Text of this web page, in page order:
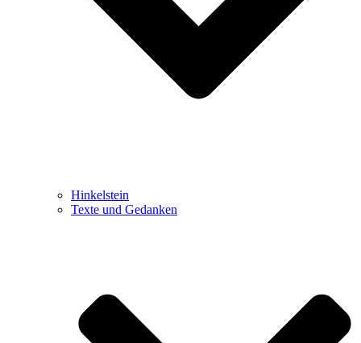
Hinkelstein
Texte und Gedanken